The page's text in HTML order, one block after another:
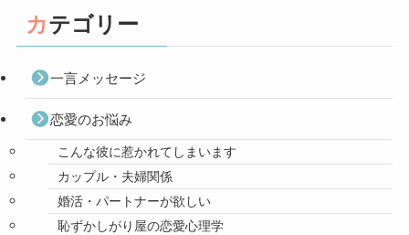
カテゴリー
一言メッセージ
恋愛のお悩み
こんな彼に惹かれてしまいます
カップル・夫婦関係
婚活・パートナーが欲しい
恥ずかしがり屋の恋愛心理学